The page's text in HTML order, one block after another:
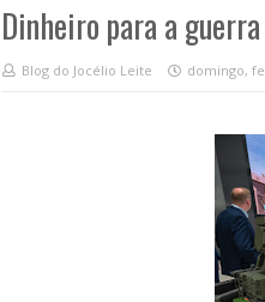
Dinheiro para a
Blog do Jocélio Leite domingo,